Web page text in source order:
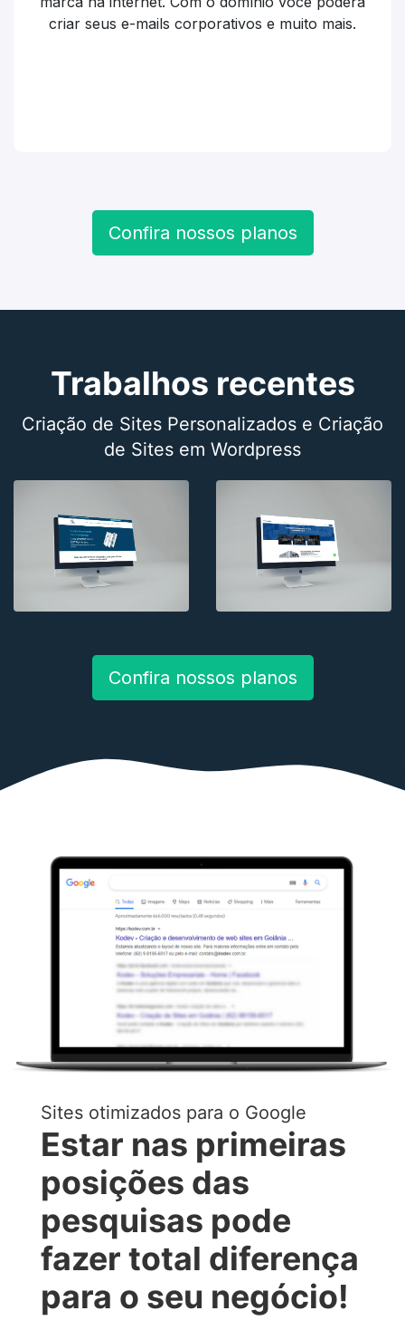
criar seus e-mails corporativos e muito mais.
Confira nossos planos
Trabalhos recentes
Criação de Sites Personalizados e Criação
de Sites em Wordpress
Confira nossos planos
Sites otimizados para o Google
Estar nas primeiras
posições das
pesquisas pode
fazer total diferença
para o seu negócio!